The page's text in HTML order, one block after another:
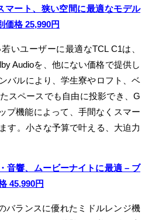
マート、狭い空間に最適なモデル
価格 25,990円
いユーザーに最適なTCL C1は、
Audioを、他にない価格で提供し
バルにより、学生寮やロフト、ベ
スペースでも自由に投影でき、G
プ機能によって、手間なくスマー
す。小さな予算で叶える、大迫力
音響、ムービーナイトに最適 – ブ
45,990円
バランスに優れたミドルレンジ機